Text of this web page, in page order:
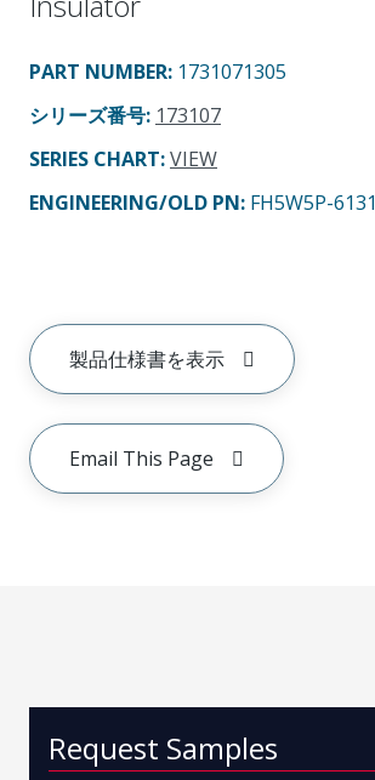
PART NUMBER: 1731071305
シリーズ番号: 173107
SERIES CHART:VIEW
ENGINEERING/OLD PN: FH5W5P-6131
製品仕様書を表示
Email This Page
Request Samples